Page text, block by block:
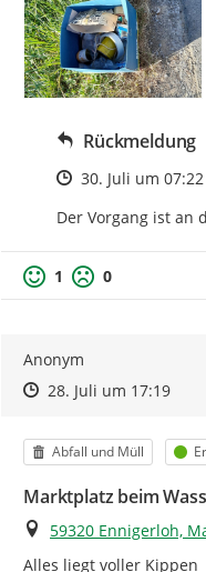
Rückmeldung
Zeitpunkt des
30. Juli um 07:22
Der Vorgang ist an
1 0
Anonym
Zeitpunkt des
Zeitpunkt des
28. Juli um 17:19Zur
Kategorie
Abfall und Müll
Marktplatz beim
Ort
59320 Ennigerloh,
Alles liegt voller Kippen